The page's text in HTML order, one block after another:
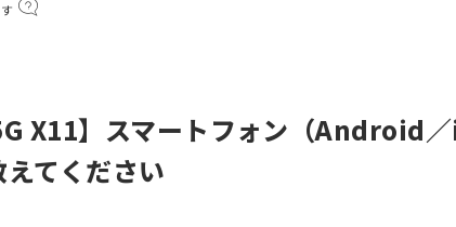
X11】スマートフォン（Android
てください